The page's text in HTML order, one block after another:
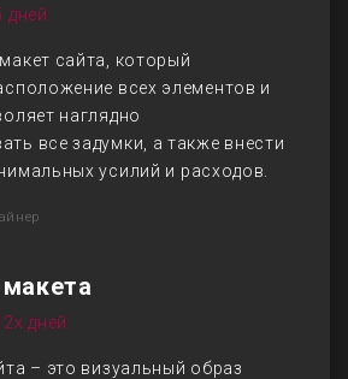
дней
сайта, который
всех элементов и
наглядно
все задумки, а также внести
усилий и расходов.
дней
– это визуальный образ